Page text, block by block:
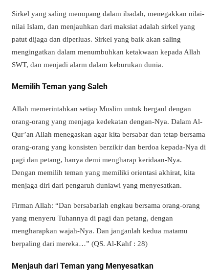
Sirkel yang saling menopang dalam ibadah, menegakkan nilai-
nilai Islam, dan menjauhkan dari maksiat adalah sirkel yang
patut dijaga dan diperluas. Sirkel yang baik akan saling
mengingatkan dalam menumbuhkan ketakwaan kepada Allah
SWT, dan menjadi alarm dalam keburukan dunia.
Memilih Teman yang Saleh
Allah memerintahkan setiap Muslim untuk bergaul dengan
orang-orang yang menjaga kedekatan dengan-Nya. Dalam Al-
Qur’an Allah menegaskan agar kita bersabar dan tetap bersama
orang-orang yang konsisten berzikir dan berdoa kepada-Nya di
pagi dan petang, hanya demi mengharap keridaan-Nya.
Dengan memilih teman yang memiliki orientasi akhirat, kita
menjaga diri dari pengaruh duniawi yang menyesatkan.
Firman Allah: “Dan bersabarlah engkau bersama orang-orang
yang menyeru Tuhannya di pagi dan petang, dengan
mengharapkan wajah-Nya. Dan janganlah kedua matamu
berpaling dari mereka…” (QS. Al-Kahf : 28)
Menjauh dari Teman yang Menyesatkan